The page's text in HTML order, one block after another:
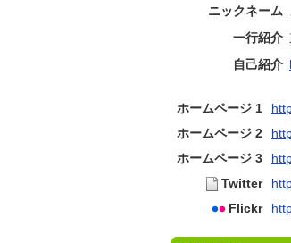
ニックネーム
一行紹介
自己紹介
ホームページ 1
ホームページ 2
ホームページ 3
Twitter
Flickr